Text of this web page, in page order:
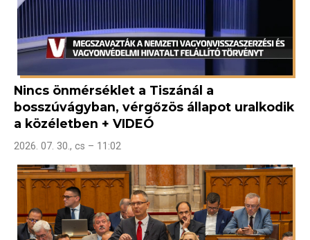
Nincs önmérséklet a Tiszánál a
bosszúvágyban, vérgőzös állapot uralkodik
a közéletben + VIDEÓ
2026. 07. 30., cs – 11:02